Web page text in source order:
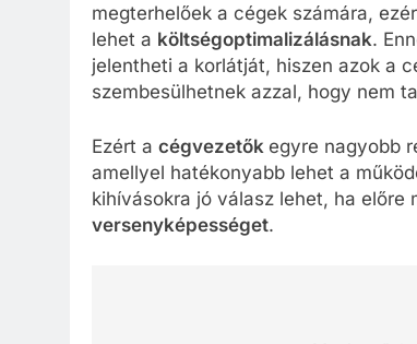
megterhelőek a cégek számára,
lehet a költségoptimalizálásnak.
jelentheti a korlátját, hiszen azok a
szembesülhetnek azzal, hogy nem
Ezért a cégvezetők egyre nagyobb
amellyel hatékonyabb lehet a
kihívásokra jó válasz lehet, ha előre
versenyképességet.